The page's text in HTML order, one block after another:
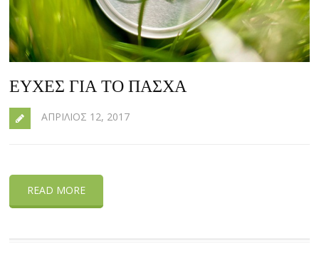
ΕΥΧΈΣ ΓΙΑ ΤΟ ΠΆΣΧΑ
ΑΠΡΊΛΙΟΣ 12, 2017
READ MORE